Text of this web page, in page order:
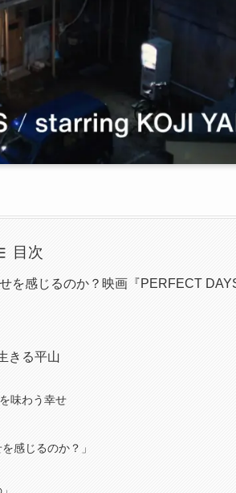
目次
を感じるのか？映画『PERFECT
きる平山
味わう幸せ
感じるのか？」